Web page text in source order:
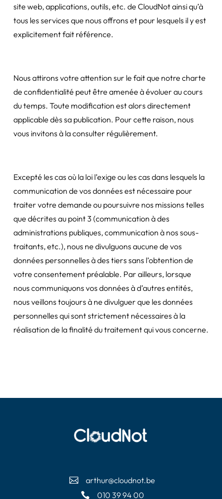
site web, applications, outils, etc. de CloudNot ainsi qu’à
tous les services que nous offrons et pour lesquels il y est
explicitement fait référence.
Nous attirons votre attention sur le fait que notre charte
de confidentialité peut être amenée à évoluer au cours
du temps. Toute modification est alors directement
applicable dès sa publication. Pour cette raison, nous
vous invitons à la consulter régulièrement.
Excepté les cas où la loi l’exige ou les cas dans lesquels la
communication de vos données est nécessaire pour
traiter votre demande ou poursuivre nos missions telles
que décrites au point 3 (communication à des
administrations publiques, communication à nos sous-
traitants, etc.), nous ne divulguons aucune de vos
données personnelles à des tiers sans l’obtention de
votre consentement préalable. Par ailleurs, lorsque
nous communiquons vos données à d’autres entités,
nous veillons toujours à ne divulguer que les données
personnelles qui sont strictement nécessaires à la
réalisation de la finalité du traitement qui vous concerne.
 arthur@cloudnot.be
 010 39 94 00